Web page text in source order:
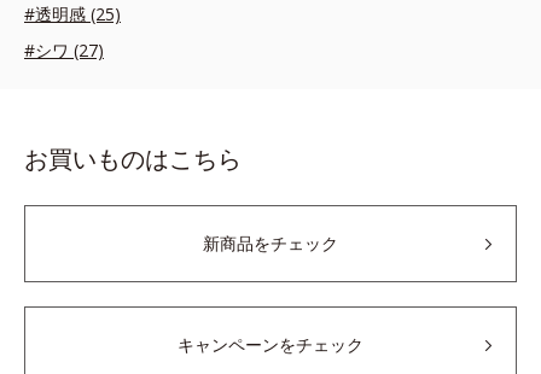
#透明感 (25)
#シワ (27)
お買いものはこちら
新商品をチェック
キャンペーンをチェック